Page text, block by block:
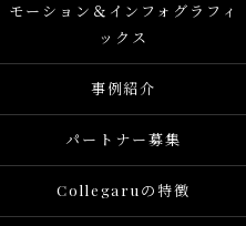
モーション＆インフォグラフィ
ックス
事例紹介
パートナー募集
Collegaruの特徴